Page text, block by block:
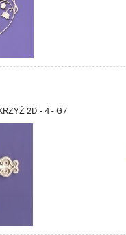
2D - 4 - G7